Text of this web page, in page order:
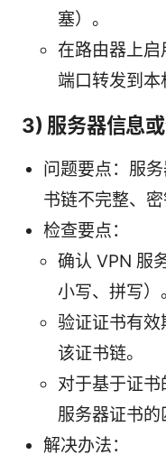
塞）。
在路由器上启
端口转发到本
3) 服务器信息
问题要点：服
书链不完整、密
检查要点：
确认 VPN 服
小写、拼写）
验证证书有
该证书链。
对于基于证
服务器证书的
解决办法：